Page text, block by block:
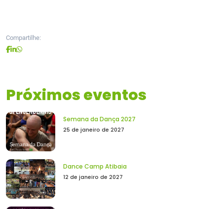
Compartilhe:
Próximos eventos
Semana da Dança 2027
25 de janeiro de 2027
Dance Camp Atibaia
12 de janeiro de 2027